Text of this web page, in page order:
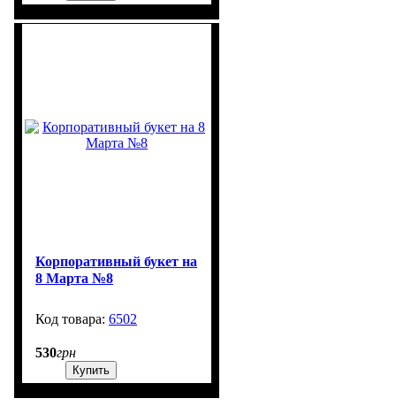
Корпоративный букет на
8 Марта №8
6502
530грн
Купить